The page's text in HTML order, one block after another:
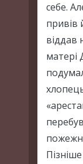
себе.
привів
віддав
матері